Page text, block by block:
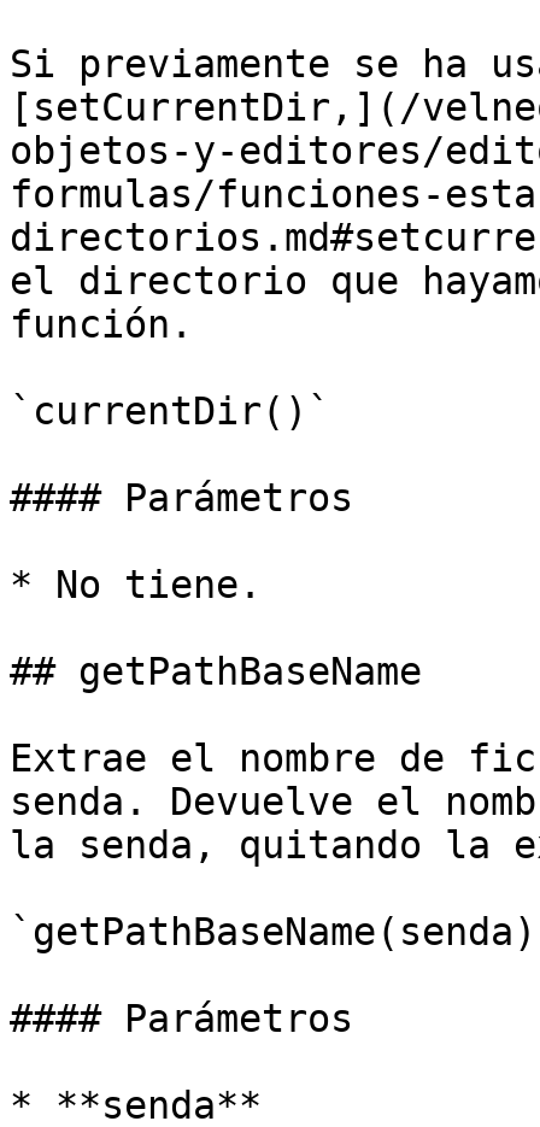
Si previamente se ha
[setCurrentDir,](/
objetos-y-editores/
formulas/funciones-
el directorio que
función.
`currentDir()`
#### Parámetros
* No tiene.
## getPathBaseName
Extrae el nombre de
senda. Devuelve el
la senda, quitando la
#### Parámetros
* **senda**